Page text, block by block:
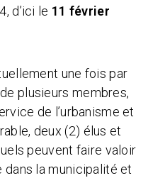
d’ici le 11 février
une fois par
plusieurs membres,
de l’urbanisme et
deux (2) élus et
peuvent faire valoir
dans la municipalité et